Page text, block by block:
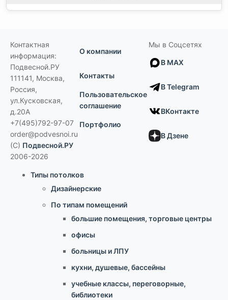
Контактная
информация:
Подвесной.РУ
111141, Москва,
Россия,
ул.Кусковская,
д.20А
+7(495)792-97-07
order@podvesnoi.ru
(C) Подвесной.РУ
2006-2026
О компании
Контакты
Пользовательское
соглашение
Портфолио
Мы в Соцсетях
В MAX
В Telegram
ВКонтакте
В Дзене
Типы потолков
Дизайнерские
По типам помещений
большие помещения, торговые центры
офисы
больницы и ЛПУ
кухни, душевые, бассейны
учебные классы, переговорные,
библиотеки